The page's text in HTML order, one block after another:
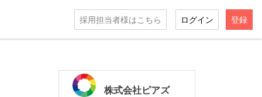
採用担当者様はこちら ログイン 登録
株式会社ピアズ